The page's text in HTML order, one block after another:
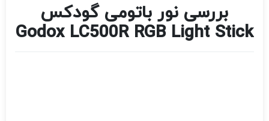
بررسی نور باتومی گودکس
Godox LC500R RGB Light Stick